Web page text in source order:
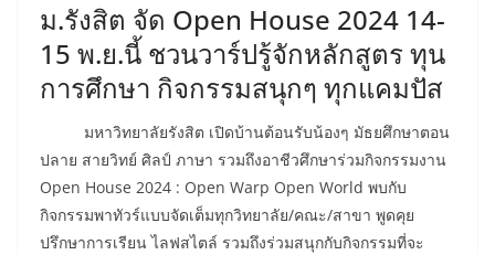
ม.รังสิต จัด Open House 2024 14-
15 พ.ย.นี้ ชวนวาร์ปรู้จักหลักสูตร ทุน
การศึกษา กิจกรรมสนุกๆ ทุกแคมปัส
มหาวิทยาลัยรังสิต เปิดบ้านต้อนรับน้องๆ มัธยศึกษาตอน
ปลาย สายวิทย์ ศิลป์ ภาษา รวมถึงอาชีวศึกษาร่วมกิจกรรมงาน
Open House 2024 : Open Warp Open World พบกับ
กิจกรรมพาทัวร์แบบจัดเต็มทุกวิทยาลัย/คณะ/สาขา พูดคุย
ปรึกษาการเรียน ไลฟสไตล์ รวมถึงร่วมสนุกกับกิจกรรมที่จะ